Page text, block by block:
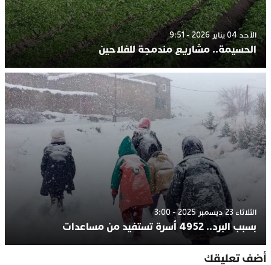
الأحد 04 يناير 2026 - 9:51
الحسيمة.. مشاريع مندمجة للفلاحين
الثلاثاء 23 ديسمبر 2025 - 3:00
بسبب البرد.. 4952 أسرة تستفيد من مساعدات
أضف تعليقك